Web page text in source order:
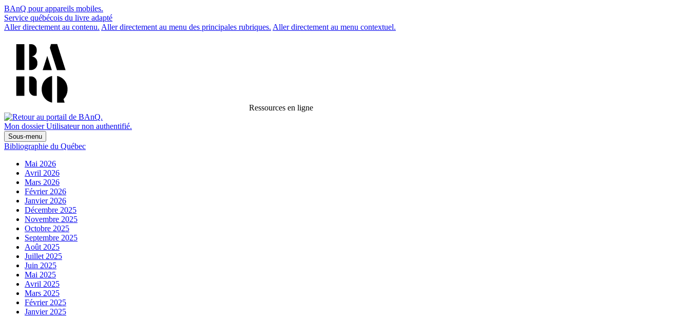
BAnQ pour appareils mobiles.
Service québécois du livre adapté
Aller directement au contenu. Aller directement au menu des principales rubriques. Aller directement au menu contextuel.
Ressources en ligne
Mon dossier Utilisateur non authentifié.
Sous-menu
Bibliographie du Québec
Mai 2026
Avril 2026
Mars 2026
Février 2026
Janvier 2026
Décembre 2025
Novembre 2025
Octobre 2025
Septembre 2025
Août 2025
Juillet 2025
Juin 2025
Mai 2025
Avril 2025
Mars 2025
Février 2025
Janvier 2025